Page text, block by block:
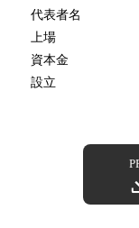
代表者名
上場
資本金
設立